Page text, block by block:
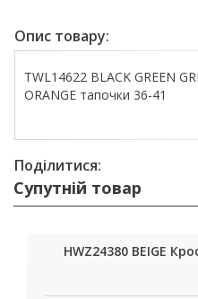
Опис товару:
TWL14622 BLACK GREEN
ORANGE тапочки 36-41
Поділитися:
Супутній товар
HWZ24380 BEIGE